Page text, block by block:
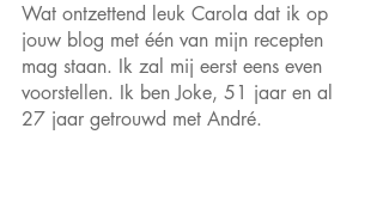
Wat ontzettend leuk Carola dat ik op
jouw blog met één van mijn recepten
mag staan. Ik zal mij eerst eens even
voorstellen. Ik ben Joke, 51 jaar en al
27 jaar getrouwd met André.